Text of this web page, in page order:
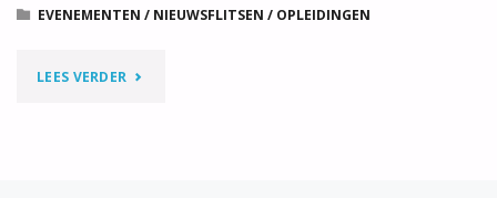
EVENEMENTEN / NIEUWSFLITSEN / OPLEIDINGEN
LEES VERDER "ZWEMBAD